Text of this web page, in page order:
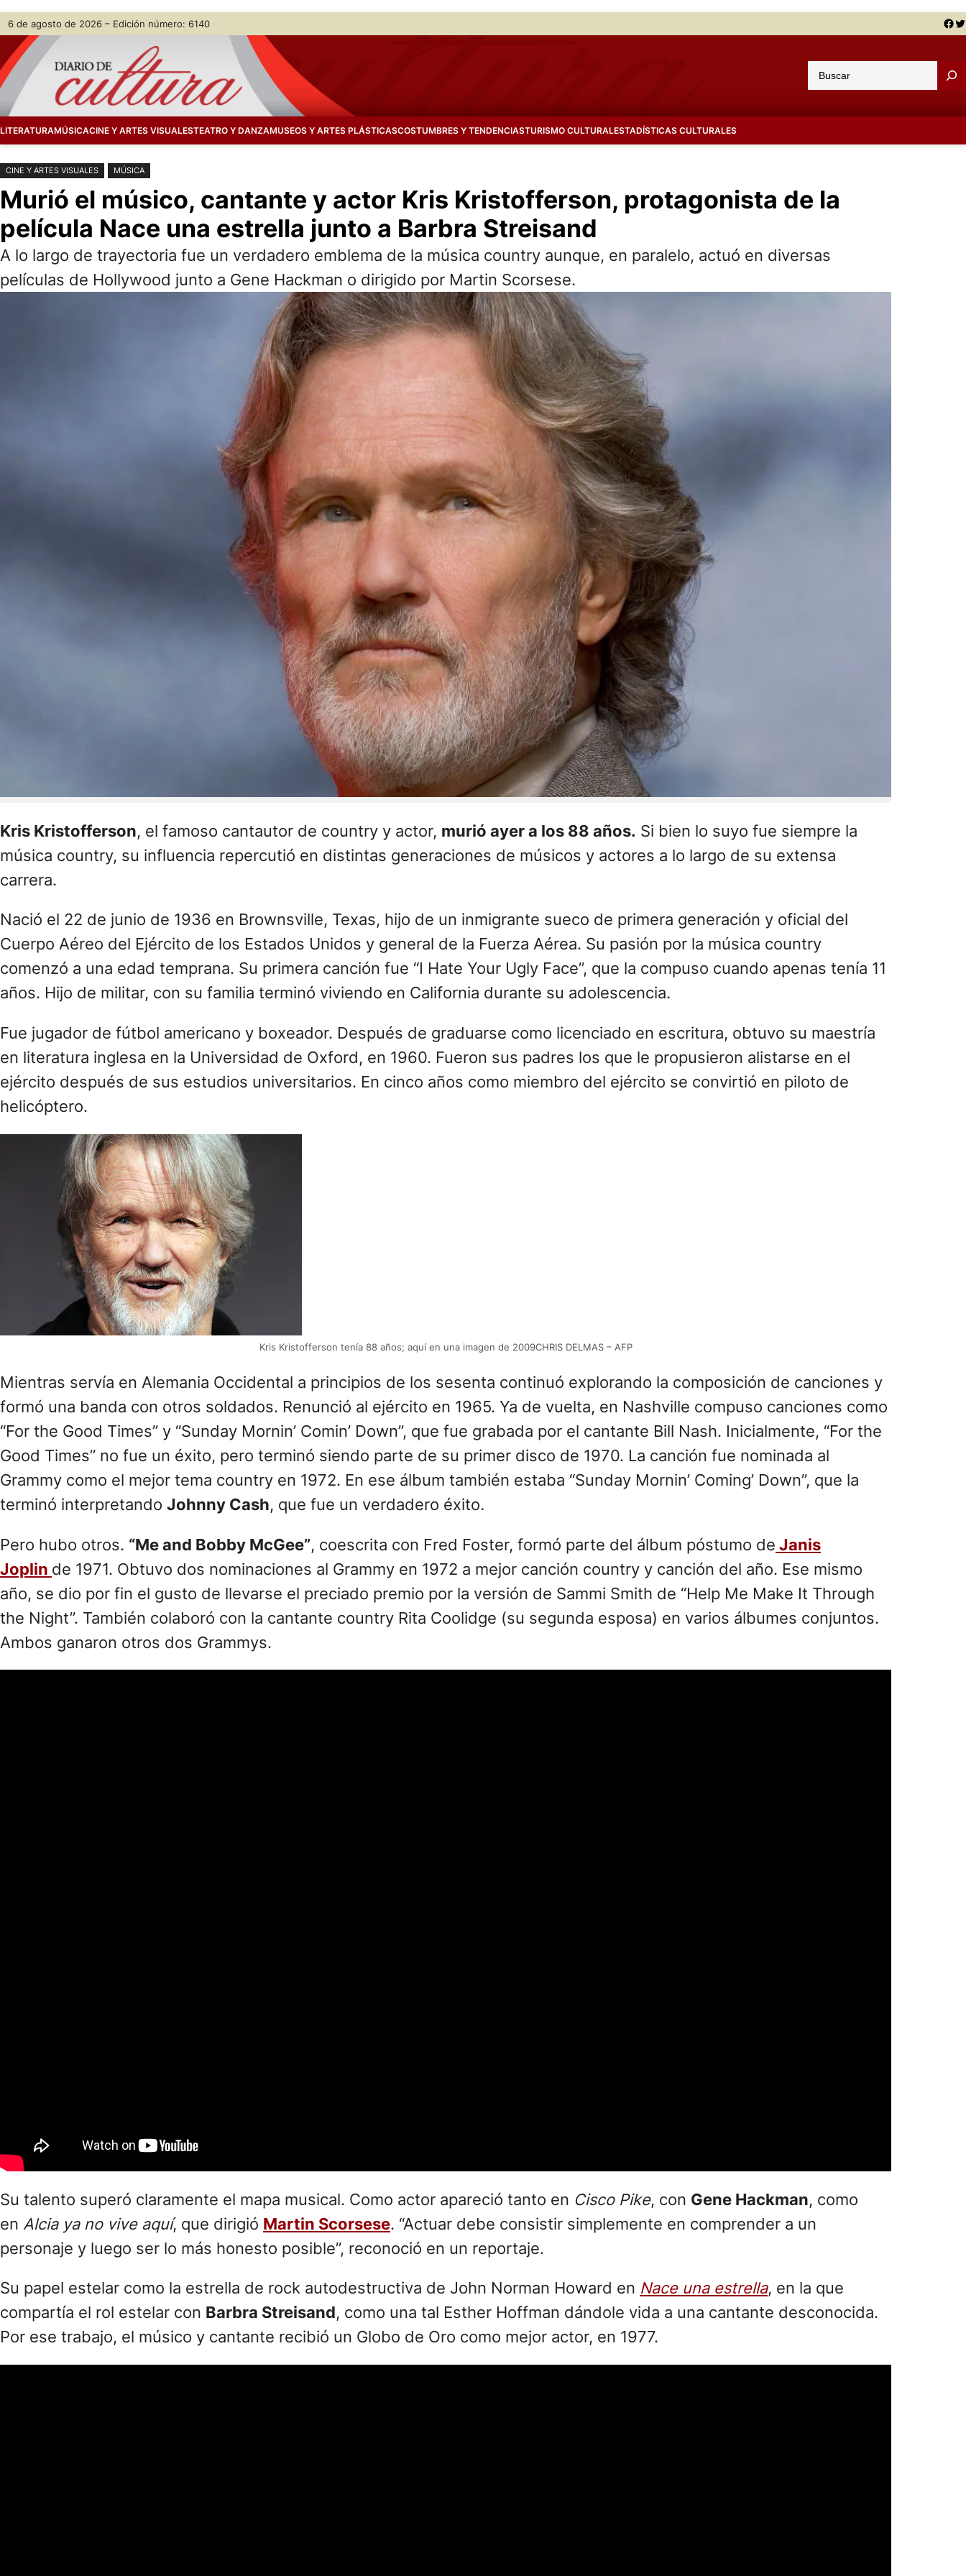
Saltar
contenido
Skip
content
6 de agosto de 2026 – Edición número: 6140 Facebook Twitter
u
a
LITERATURAMÚSICACINE Y ARTES VISUALESTEATRO Y DANZAMUSEOS Y ARTES PLÁSTICASCOSTUMBRES Y TENDENCIASTURISMO CULTURALESTADÍSTICAS CULTURALES
CINE Y ARTES VISUALES MÚSICA
Murió el músico, cantante y actor Kris Kristofferson, protagonista de la
película Nace una estrella junto a Barbra Streisand
A lo largo de trayectoria fue un verdadero emblema de la música country aunque, en paralelo, actuó en diversas
películas de Hollywood junto a Gene Hackman o dirigido por Martin Scorsese.
Kris Kristofferson, el famoso cantautor de country y actor, murió ayer a los 88 años. Si bien lo suyo fue siempre la
música country, su influencia repercutió en distintas generaciones de músicos y actores a lo largo de su extensa
carrera.
Nació el 22 de junio de 1936 en Brownsville, Texas, hijo de un inmigrante sueco de primera generación y oficial del
Cuerpo Aéreo del Ejército de los Estados Unidos y general de la Fuerza Aérea. Su pasión por la música country
comenzó a una edad temprana. Su primera canción fue “I Hate Your Ugly Face”, que la compuso cuando apenas tenía 11
años. Hijo de militar, con su familia terminó viviendo en California durante su adolescencia.
Fue jugador de fútbol americano y boxeador. Después de graduarse como licenciado en escritura, obtuvo su maestría
en literatura inglesa en la Universidad de Oxford, en 1960. Fueron sus padres los que le propusieron alistarse en el
ejército después de sus estudios universitarios. En cinco años como miembro del ejército se convirtió en piloto de
helicóptero.
Kris Kristofferson tenía 88 años; aquí en una imagen de 2009CHRIS DELMAS – AFP
Mientras servía en Alemania Occidental a principios de los sesenta continuó explorando la composición de canciones y
formó una banda con otros soldados. Renunció al ejército en 1965. Ya de vuelta, en Nashville compuso canciones como
“For the Good Times” y “Sunday Mornin’ Comin’ Down”, que fue grabada por el cantante Bill Nash. Inicialmente, “For the
Good Times” no fue un éxito, pero terminó siendo parte de su primer disco de 1970. La canción fue nominada al
Grammy como el mejor tema country en 1972. En ese álbum también estaba “Sunday Mornin’ Coming’ Down”, que la
terminó interpretando Johnny Cash, que fue un verdadero éxito.
Pero hubo otros. “Me and Bobby McGee”, coescrita con Fred Foster, formó parte del álbum póstumo de Janis
Joplin de 1971. Obtuvo dos nominaciones al Grammy en 1972 a mejor canción country y canción del año. Ese mismo
año, se dio por fin el gusto de llevarse el preciado premio por la versión de Sammi Smith de “Help Me Make It Through
the Night”. También colaboró con la cantante country Rita Coolidge (su segunda esposa) en varios álbumes conjuntos.
Ambos ganaron otros dos Grammys.
Su talento superó claramente el mapa musical. Como actor apareció tanto en Cisco Pike, con Gene Hackman, como
en Alcia ya no vive aquí, que dirigió Martin Scorsese. “Actuar debe consistir simplemente en comprender a un
personaje y luego ser lo más honesto posible”, reconoció en un reportaje.
Su papel estelar como la estrella de rock autodestructiva de John Norman Howard en Nace una estrella, en la que
compartía el rol estelar con Barbra Streisand, como una tal Esther Hoffman dándole vida a una cantante desconocida.
Por ese trabajo, el músico y cantante recibió un Globo de Oro como mejor actor, en 1977.